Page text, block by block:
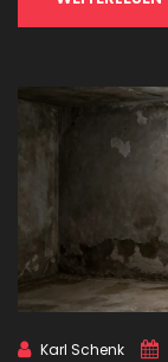
Karl Schenk